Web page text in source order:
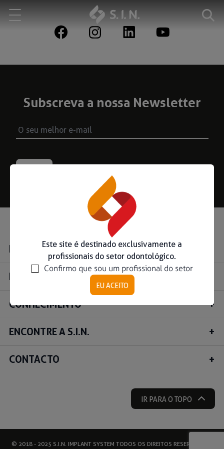
Ouse ser digital
Ver todos
Educação
Área científica
Onde Estamos
Subscreva a nossa Newsletter
INSTITUCIONAL
PRODUTOS
CONHECIMENTO
ENCONTRE A S.I.N.
CONTACTO
IR PARA O TOPO
© 2018 - 2025 S.I.N. IMPLANT SYSTEM TODOS OS DIREITOS RESERVADOS |
Este site é destinado exclusivamente a
profissionais do setor odontológico.
Confirmo que sou um profissional do setor
EU ACEITO